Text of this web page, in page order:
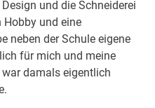
und die Schneiderei
Hobby und eine
neben der Schule eigene
für mich und meine
war damals eigentlich